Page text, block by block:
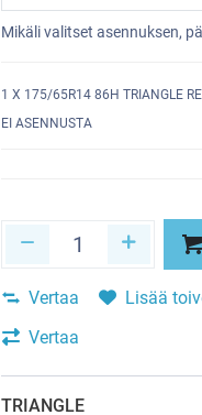
Mikäli valitset asennuksen,
1 X 175/65R14 86H TRIANGLE
EI ASENNUSTA
Vertaa
Lisää
Vertaa
TRIANGLE